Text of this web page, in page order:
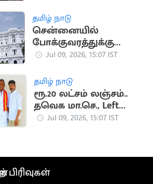
தமிழ் நாடு
சென்னையில்
போக்குவரத்துக்கு
இடையூறு.. 2,243
Jul 09, 2026, 15:07 IST
தமிழ் நாடு
ரூ.20 லட்சம் லஞ்சம்..
தவெக மா.செ., Left
பாண்டி மீது புகார்
Jul 09, 2026, 15:07 IST
பிரிவுகள்